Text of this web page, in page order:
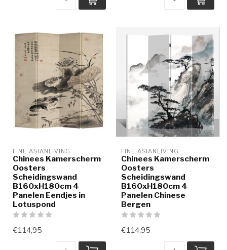
FINE ASIANLIVING
Chinees Kamerscherm
Oosters
Scheidingswand
B160xH180cm 4
Panelen Eendjes in
Lotuspond
€114,95
FINE ASIANLIVING
Chinees Kamerscherm
Oosters
Scheidingswand
B160xH180cm 4
Panelen Chinese
Bergen
€114,95